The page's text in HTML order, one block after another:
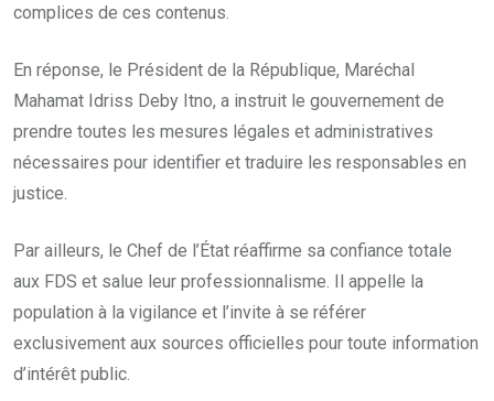
complices de ces contenus.
En réponse, le Président de la République, Maréchal
Mahamat Idriss Deby Itno, a instruit le gouvernement de
prendre toutes les mesures légales et administratives
nécessaires pour identifier et traduire les responsables en
justice.
Par ailleurs, le Chef de l’État réaffirme sa confiance totale
aux FDS et salue leur professionnalisme. Il appelle la
population à la vigilance et l’invite à se référer
exclusivement aux sources officielles pour toute information
d’intérêt public.